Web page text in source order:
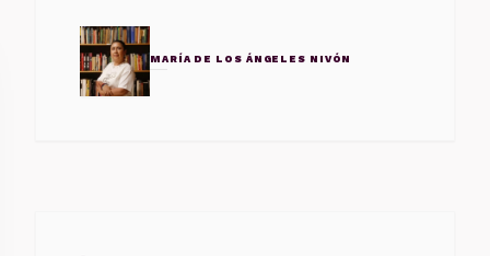
MARÍA DE LOS ÁNGELES NIVÓN